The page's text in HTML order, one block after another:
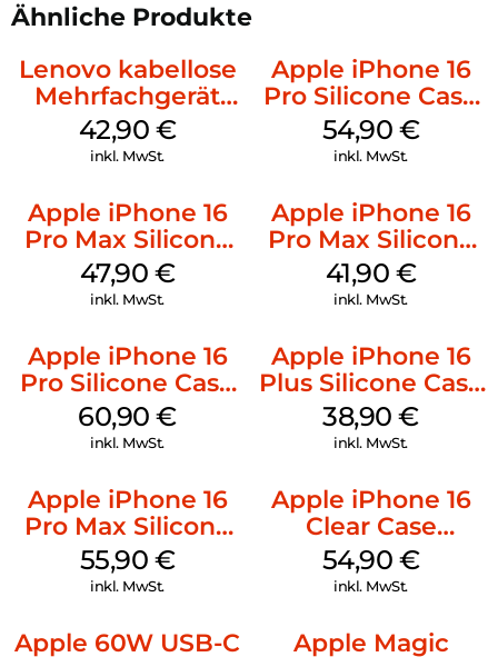
Ähnliche Produkte
Lenovo kabellose
Mehrfachgerät
Luna Grey
42,90 €
inkl. MwSt.
Apple iPhone 16
Pro Silicone Case
MagSafe Black
54,90 €
inkl. MwSt.
Apple iPhone 16
Pro Max Silicone
Case MagSafe
Black
47,90 €
inkl. MwSt.
Apple iPhone 16
Pro Max Silicone
Case MagSafe
Ultramarine
41,90 €
inkl. MwSt.
Apple iPhone 16
Pro Silicone Case
MagSafe Stone
Gray
60,90€
inkl. MwSt.
Apple iPhone 16
Plus Silicone Case
MagSafe Denim
38,90€
inkl. MwSt.
Apple iPhone 16
Pro Max Silicone
Case MagSafe
Stone Gray
55,90 €
inkl. MwSt.
Apple iPhone 16
Clear Case
MagSafe
Transparent
54,90 €
inkl. MwSt.
Apple 60W USB-C
Apple Magic